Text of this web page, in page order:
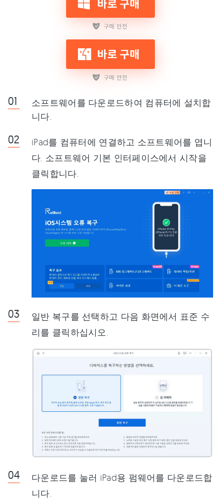
소프트웨어를 다운로드하여 컴퓨터에 설치합
니다.
iPad를 컴퓨터에 연결하고 소프트웨어를 엽니
다. 소프트웨어 기본 인터페이스에서 시작을
클릭합니다.
일반 복구를 선택하고 다음 화면에서 표준 수
리를 클릭하십시오.
다운로드를 눌러 iPad용 펌웨어를 다운로드합
니다.